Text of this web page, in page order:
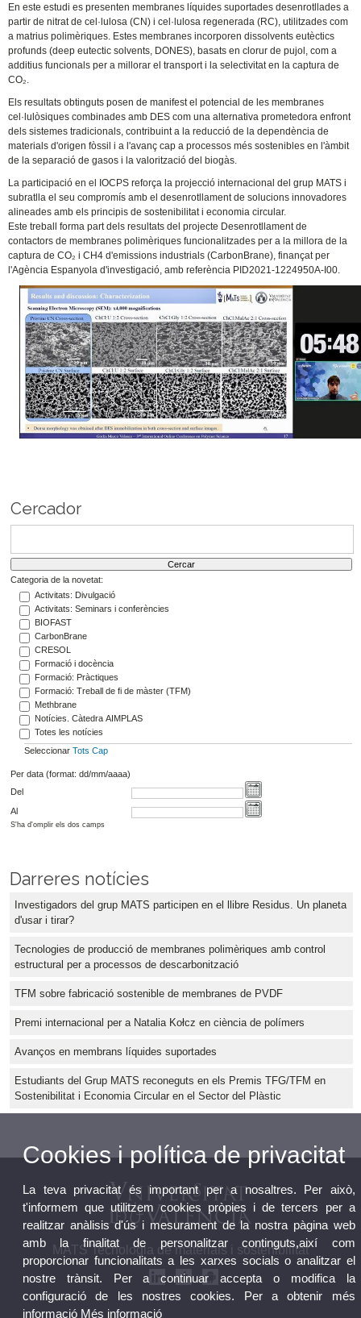
En este estudi es presenten membranes líquides suportades desenrotllades a
partir de nitrat de cel·lulosa (CN) i cel·lulosa regenerada (RC), utilitzades com
a matrius polimèriques. Estes membranes incorporen dissolvents eutèctics
profunds (deep eutectic solvents, DONES), basats en clorur de pujol, com a
additius funcionals per a millorar el transport i la selectivitat en la captura de
CO₂.
Els resultats obtinguts posen de manifest el potencial de les membranes
cel·lulòsiques combinades amb DES com una alternativa prometedora enfront
dels sistemes tradicionals, contribuint a la reducció de la dependència de
materials d'origen fòssil i a l'avanç cap a processos més sostenibles en l'àmbit
de la separació de gasos i la valorització del biogàs.
La participació en el IOCPS reforça la projecció internacional del grup MATS i
subratlla el seu compromís amb el desenrotllament de solucions innovadores
alineades amb els principis de sostenibilitat i economia circular.
Este treball forma part dels resultats del projecte Desenrotllament de
contactors de membranes polimèriques funcionalitzades per a la millora de la
captura de CO₂ i CH4 d'emissions industrials (CarbonBrane), finançat per
l'Agència Espanyola d'investigació, amb referència PID2021-1224950A-I00.
Cercador
Categoria de la novetat:
Activitats: Divulgació
Activitats: Seminars i conferències
BIOFAST
CarbonBrane
CRESOL
Formació i docència
Formació: Pràctiques
Formació: Treball de fi de màster (TFM)
Methbrane
Notícies. Càtedra AIMPLAS
Totes les notícies
Seleccionar Tots Cap
Per data (format: dd/mm/aaaa)
Del
Al
S'ha d'omplir els dos camps
Darreres notícies
Investigadors del grup MATS participen en el llibre Residus. Un planeta
d'usar i tirar?
Tecnologies de producció de membranes polimèriques amb control
estructural per a processos de descarbonització
TFM sobre fabricació sostenible de membranes de PVDF
Premi internacional per a Natalia Kołcz en ciència de polímers
Avanços en membrans líquides suportades
Estudiants del Grup MATS reconeguts en els Premis TFG/TFM en
Sostenibilitat i Economia Circular en el Sector del Plàstic
MATS Tecnologia de materials i sostenibilitat
Cookies i política de privacitat
La teva privacitat és important per a nosaltres. Per això,
t'informem que utilitzem cookies pròpies i de tercers per a
realitzar anàlisis d'ús i mesurament de la nostra pàgina web
amb la finalitat de personalitzar continguts,així com
proporcionar funcionalitats a les xarxes socials o analitzar el
nostre trànsit. Per a continuar accepta o modifica la
configuració de les nostres cookies. Per a obtenir més
informació Més informació